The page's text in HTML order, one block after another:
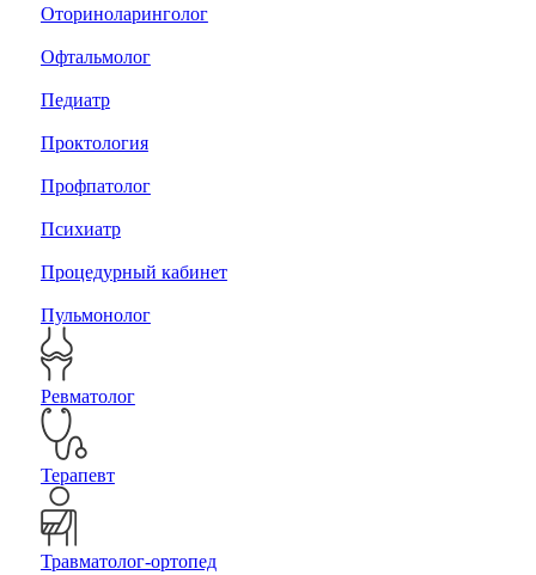
Оториноларинголог
Офтальмолог
Педиатр
Проктология
Профпатолог
Психиатр
Процедурный кабинет
Пульмонолог
Ревматолог
Терапевт
Травматолог-ортопед